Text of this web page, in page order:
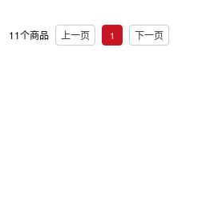
11个商品 上一页 1 下一页